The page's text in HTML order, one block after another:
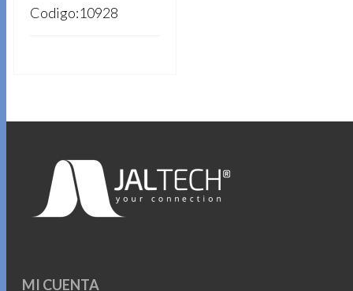
Codigo:10928
MI CUENTA